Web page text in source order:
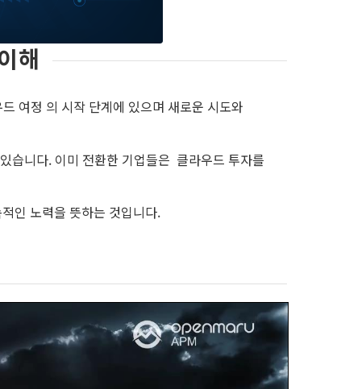
해
여정 의 시작 단계에 있으며 새로운 시도와
습니다. 이미 전환한 기업들은 클라우드 투자를
인 노력을 뜻하는 것입니다.